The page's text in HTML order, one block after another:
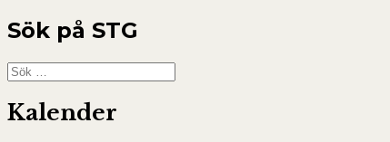
Sök på STG
Sök
efter:
Kalender